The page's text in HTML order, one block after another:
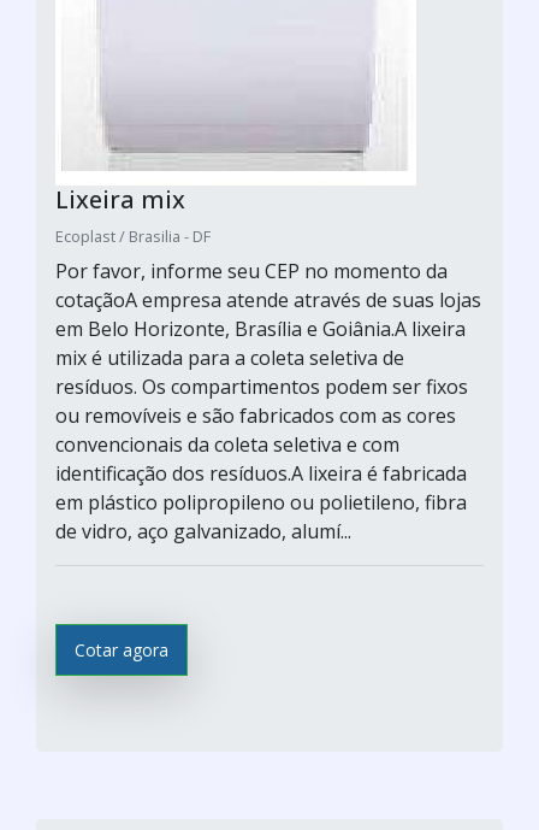
Lixeira mix
Ecoplast / Brasilia - DF
Por favor, informe seu CEP no momento da
cotaçãoA empresa atende através de suas lojas
em Belo Horizonte, Brasília e Goiânia.A lixeira
mix é utilizada para a coleta seletiva de
resíduos. Os compartimentos podem ser fixos
ou removíveis e são fabricados com as cores
convencionais da coleta seletiva e com
identificação dos resíduos.A lixeira é fabricada
em plástico polipropileno ou polietileno, fibra
de vidro, aço galvanizado, alumí...
Cotar agora